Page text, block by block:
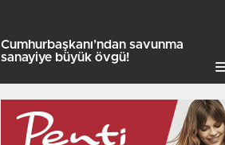
Cumhurbaşkanı’ndan savunma
sanayiye büyük övgü!